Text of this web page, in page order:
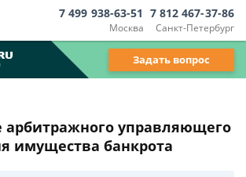
Москва
7 499 938-63-51
Санкт-Петербург
7 812 467-37-86
Задать вопрос
управляющего
имущества банкрота